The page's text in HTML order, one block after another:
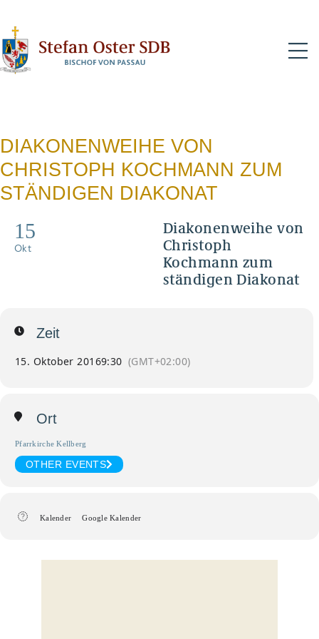
DIAKONENWEIHE VON
CHRISTOPH KOCHMANN ZUM
STÄNDIGEN DIAKONAT
15
Okt
Diakonenweihe von
Christoph
Kochmann zum
ständigen Diakonat
Zeit
15. Oktober 20169:30 (GMT+02:00)
Ort
Pfarrkirche Kellberg
OTHER EVENTS
Kalender Google Kalender